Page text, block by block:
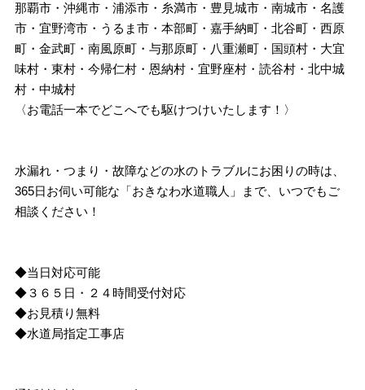
那覇市・沖縄市・浦添市・糸満市・豊見城市・南城市・名護
市・宜野湾市・うるま市・本部町・嘉手納町・北谷町・西原
町・金武町・南風原町・与那原町・八重瀬町・国頭村・大宜
味村・東村・今帰仁村・恩納村・宜野座村・読谷村・北中城
村・中城村
〈お電話一本でどこへでも駆けつけいたします！〉
水漏れ・つまり・故障などの水のトラブルにお困りの時は、
365日お伺い可能な「おきなわ水道職人」まで、いつでもご
相談ください！
◆当日対応可能
◆３６５日・２４時間受付対応
◆お見積り無料
◆水道局指定工事店